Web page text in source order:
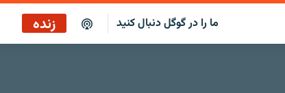
ما را در گوگل دنبال کنید زنده